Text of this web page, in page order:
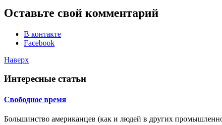
Оставьте свой комментарий
В контакте
Facebook
Наверх
Интересные статьи
Свободное время
Большинство американцев (как и людей в других